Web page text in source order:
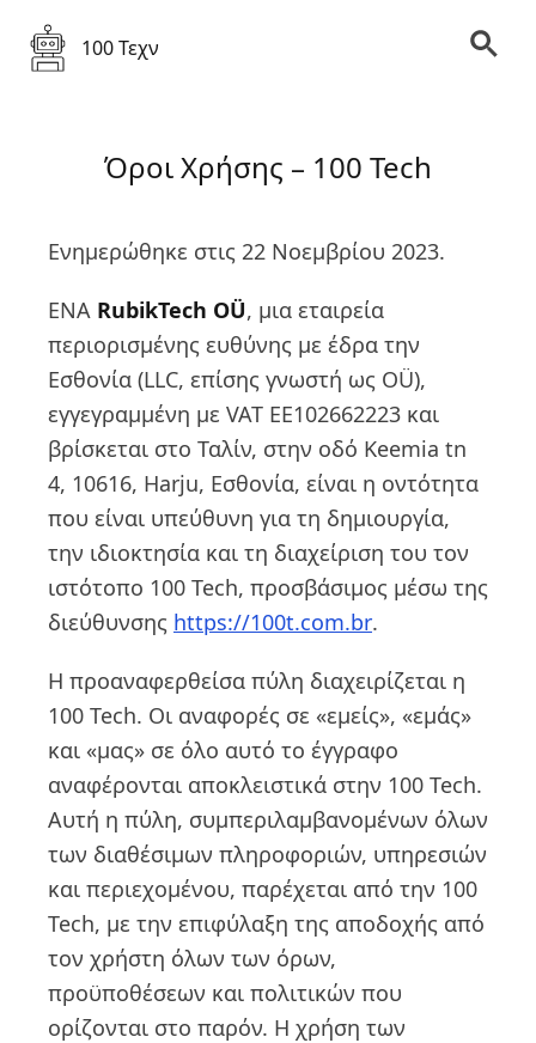
100 Τεχν
Όροι Χρήσης – 100 Tech
Ενημερώθηκε στις 22 Νοεμβρίου 2023.
ΕΝΑ RubikTech OÜ, μια εταιρεία
περιορισμένης ευθύνης με έδρα την
Εσθονία (LLC, επίσης γνωστή ως OÜ),
εγγεγραμμένη με VAT EE102662223 και
βρίσκεται στο Ταλίν, στην οδό Keemia tn
4, 10616, Harju, Εσθονία, είναι η οντότητα
που είναι υπεύθυνη για τη δημιουργία,
την ιδιοκτησία και τη διαχείριση του τον
ιστότοπο 100 Tech, προσβάσιμος μέσω της
διεύθυνσης https://100t.com.br.
Η προαναφερθείσα πύλη διαχειρίζεται η
100 Tech. Οι αναφορές σε «εμείς», «εμάς»
και «μας» σε όλο αυτό το έγγραφο
αναφέρονται αποκλειστικά στην 100 Tech.
Αυτή η πύλη, συμπεριλαμβανομένων όλων
των διαθέσιμων πληροφοριών, υπηρεσιών
και περιεχομένου, παρέχεται από την 100
Tech, με την επιφύλαξη της αποδοχής από
τον χρήστη όλων των όρων,
προϋποθέσεων και πολιτικών που
ορίζονται στο παρόν. Η χρήση των